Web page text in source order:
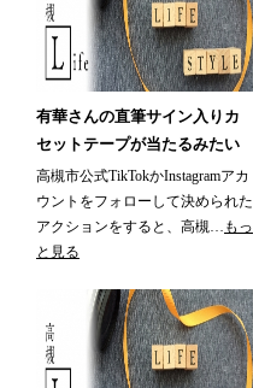
有華さんの直筆サイン入りカ
セットテープが当たるみたい
高槻市公式TikTokかInstagramアカ
ウントをフォローして決められた
アクションをすると、高槻… もっ
と見る